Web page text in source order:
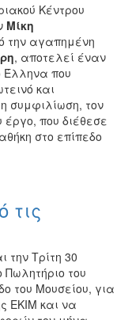
Κέντρου
Μίκη
την αγαπημένη
, αποτελεί έναν
Έλληνα που
και
συμφιλίωση, τον
έργο, που διέθεσε
στο επίπεδο
τις
την Τρίτη 30
του
του Μουσείου, για
ΕΚΙΜ και να